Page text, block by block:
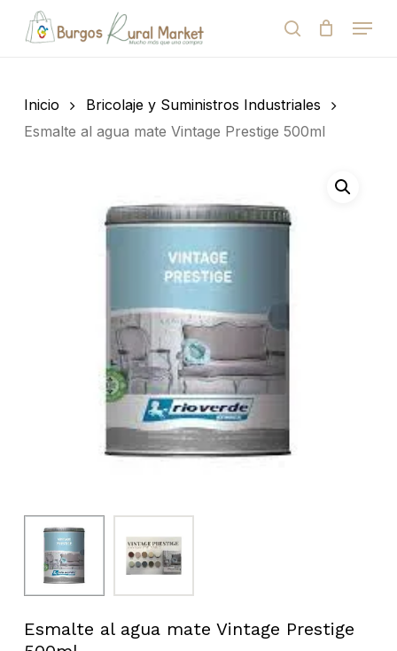
de
search
Menu
Cart
Inicio
Bricolaje y Suministros Industriales
Esmalte al agua mate Vintage Prestige 500ml
Esmalte al agua mate Vintage Prestige